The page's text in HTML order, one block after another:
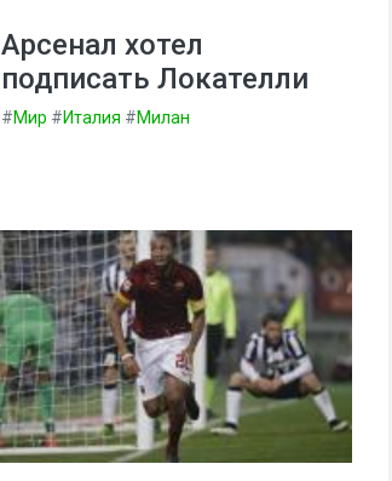
Арсенал хотел
подписать Локателли
#Мир #Италия #Милан